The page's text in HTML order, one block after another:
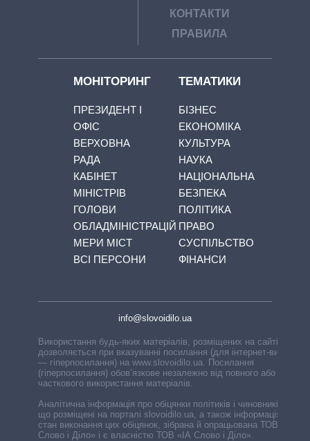
КОНТАКТИ
ПРАВИЛА
МОНІТОРИНГ
ПРЕЗИДЕНТ І
ОФІС
ВЕРХОВНА
РАДА
КАБІНЕТ
МІНІСТРІВ
ГОЛОВИ
ОБЛАДМІНІСТРАЦІЙ
МЕРИ МІСТ
ВСІ ПЕРСОНИ
ТЕМАТИКИ
БІЗНЕС
ЕКОНОМІКА
КУЛЬТУРА
НАУКА
НАЦІОНАЛЬНА
БЕЗПЕКА
ПОЛІТИКА
ПРАВО
СУСПІЛЬСТВО
ФІНАНСИ
info@slovoidilo.ua
Використання будь-яких матеріалів, розміщених на сайті,
дозволяється при вказуванні посилання (для інтернет-видань
— гіперпосилання) на www.slovoidilo.ua. Посилання
(гіперпосилання) обов’язкове незалежно від повного або
часткового використання матеріалів.
Аналітична інформація про обіцянки політиків і чиновників,
що розміщені на порталі slovoidilo.ua, а також інформація про
стан виконання цих обіцянок, зібрана й опрацьована ТОВ «ІА
Слово і Діло» і є власністю ТОВ «ІА Слово і Діло».